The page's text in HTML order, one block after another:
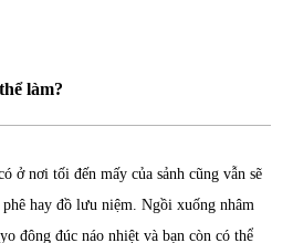
làm?
ở nơi tối đến mấy của sảnh cũng vẫn sẽ
hay đồ lưu niệm. Ngồi xuống nhâm
đông đúc náo nhiệt và bạn còn có thể